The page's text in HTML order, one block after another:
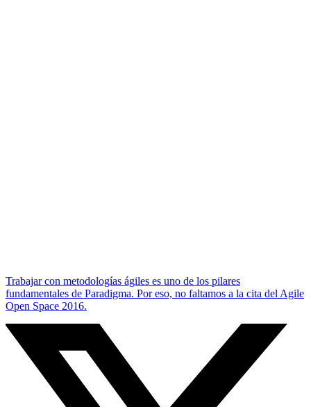
Trabajar con metodologías ágiles es uno de los pilares
fundamentales de Paradigma. Por eso, no faltamos a la cita del Agile
Open Space 2016.